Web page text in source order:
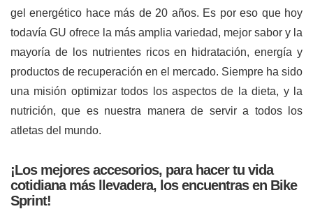
gel energético hace más de 20 años. Es por eso que hoy
todavía GU ofrece la más amplia variedad, mejor sabor y la
mayoría de los nutrientes ricos en hidratación, energía y
productos de recuperación en el mercado. Siempre ha sido
una misión optimizar todos los aspectos de la dieta, y la
nutrición, que es nuestra manera de servir a todos los
atletas del mundo.
¡Los mejores accesorios, para hacer tu vida
cotidiana más llevadera, los encuentras en Bike
Sprint!